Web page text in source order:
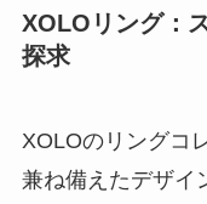
XOLOリング：
探求
XOLOのリングコ
兼ね備えたデザイ